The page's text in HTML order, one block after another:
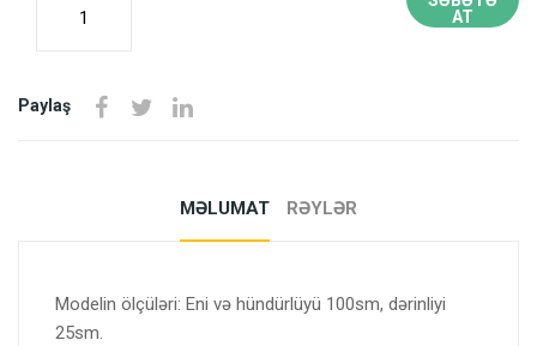
AT
Paylaş
MƏLUMAT RƏYLƏR
Modelin ölçüləri: Eni və hündürlüyü 100sm, dərinliyi
25sm.